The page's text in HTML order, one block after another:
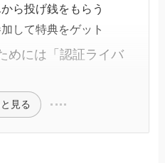
ら投げ銭をもらう
して特典をゲット
めには「認証ライバ
見る